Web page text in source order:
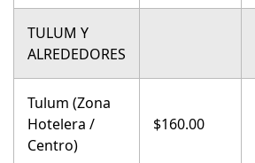
TULUM Y
ALREDEDORES
Tulum (Zona
Hotelera /
Centro)
$160.00